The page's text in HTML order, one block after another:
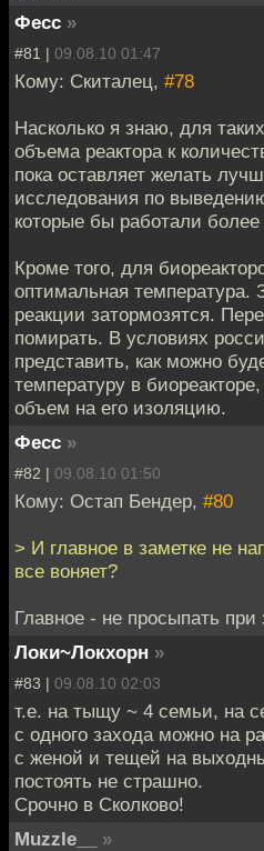
Фесс »
#81 | 09.08.10 01:47
Кому: Скиталец, #78
Насколько я знаю, для
объема реактора к
пока оставляет желать
исследования по
которые бы работали
Кроме того, для
оптимальная температура.
реакции затормозятся.
помирать. В условиях
представить, как можно
температуру в
объем на его изоляцию.
Фесс »
#82 | 09.08.10 01:50
Кому: Остап Бендер, #80
> И главное в заметке не
все воняет?
Главное - не просыпать при
Локи~Локхорн »
#83 | 09.08.10 02:03
т.е. на тыщу ~ 4 семьи, на
с одного захода можно на
с женой и тещей на
постоять не страшно.
Срочно в Сколково!
Muzzle__
»